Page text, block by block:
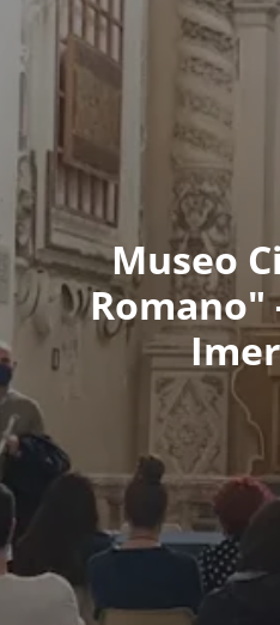
Museo
Romano"